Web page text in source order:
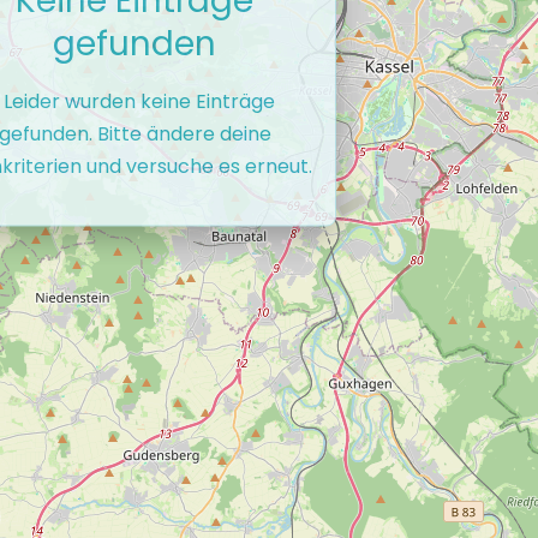
gefunden
Leider wurden keine Einträge
Bitte ändere deine
und versuche es erneut.